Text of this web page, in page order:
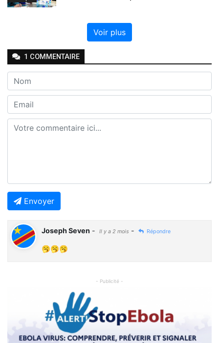
Voir plus
1 COMMENTAIRE
Envoyer
Joseph Seven - Il y a 2 mois - Répondre
🥱🥱🥱
- Publicité -